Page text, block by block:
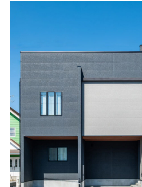
お客様の声
住まいの豆知識
店舗詳細・アクセス
お知らせ
ご相談の流れ